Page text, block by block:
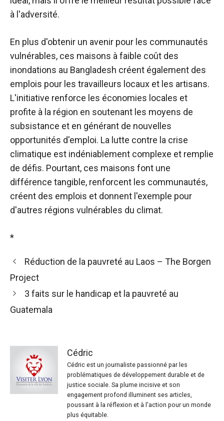
à l'adversité.
En plus d'obtenir un avenir pour les communautés
vulnérables, ces maisons à faible coût des
inondations au Bangladesh créent également des
emplois pour les travailleurs locaux et les artisans.
L'initiative renforce les économies locales et
profite à la région en soutenant les moyens de
subsistance et en générant de nouvelles
opportunités d'emploi. La lutte contre la crise
climatique est indéniablement complexe et remplie
de défis. Pourtant, ces maisons font une
différence tangible, renforcent les communautés,
créent des emplois et donnent l'exemple pour
d'autres régions vulnérables du climat.
*
Réduction de la pauvreté au Laos – The Borgen
Project
3 faits sur le handicap et la pauvreté au
Guatemala
Cédric
Cédric est un journaliste passionné par les
problématiques de développement durable et de
justice sociale. Sa plume incisive et son
engagement profond illuminent ses articles,
poussant à la réflexion et à l'action pour un monde
plus équitable.